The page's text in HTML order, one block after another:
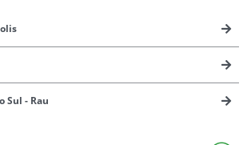
Sul - Rau